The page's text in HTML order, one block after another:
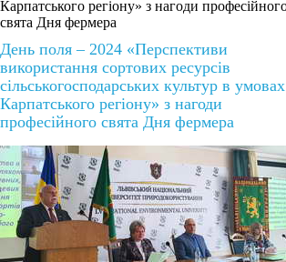
День поля – 2024 «Перспективи
використання сортових ресурсів
сільськогосподарських культур в умовах
Карпатського регіону» з нагоди
професійного свята Дня фермера